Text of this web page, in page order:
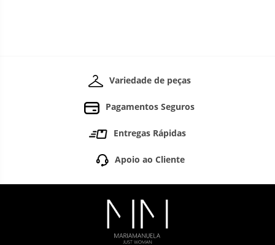
Variedade de peças
Pagamentos Seguros
Entregas Rápidas
Apoio ao Cliente